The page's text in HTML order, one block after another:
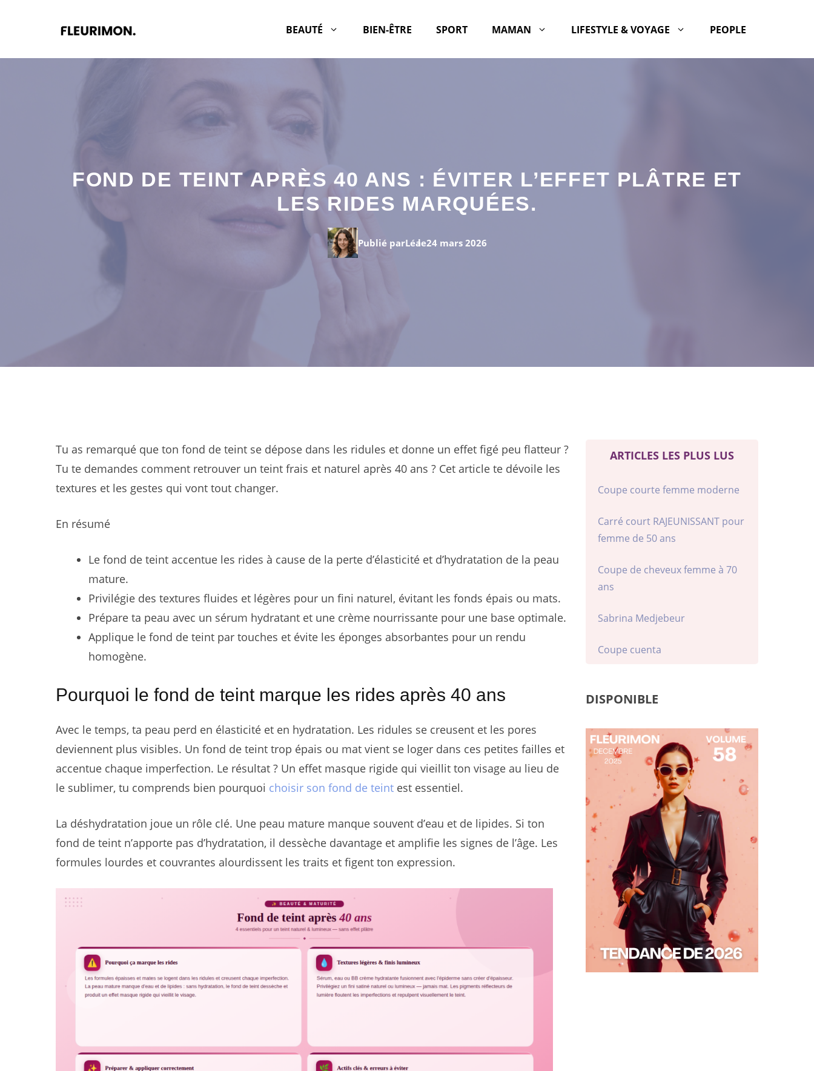
BEAUTÉ BIEN-ÊTRE SPORT MAMAN LIFESTYLE & VOYAGE PEOPLE
FOND DE TEINT APRÈS 40 ANS : ÉVITER L’EFFET PLÂTRE ET
LES RIDES MARQUÉES.
Publié parLéale24 mars 2026
Tu as remarqué que ton fond de teint se dépose dans les ridules et donne un effet figé peu flatteur ?
Tu te demandes comment retrouver un teint frais et naturel après 40 ans ? Cet article te dévoile les
textures et les gestes qui vont tout changer.
En résumé
Le fond de teint accentue les rides à cause de la perte d’élasticité et d’hydratation de la peau
mature.
Privilégie des textures fluides et légères pour un fini naturel, évitant les fonds épais ou mats.
Prépare ta peau avec un sérum hydratant et une crème nourrissante pour une base optimale.
Applique le fond de teint par touches et évite les éponges absorbantes pour un rendu
homogène.
Pourquoi le fond de teint marque les rides après 40 ans
Avec le temps, ta peau perd en élasticité et en hydratation. Les ridules se creusent et les pores
deviennent plus visibles. Un fond de teint trop épais ou mat vient se loger dans ces petites failles et
accentue chaque imperfection. Le résultat ? Un effet masque rigide qui vieillit ton visage au lieu de
le sublimer, tu comprends bien pourquoi choisir son fond de teint est essentiel.
La déshydratation joue un rôle clé. Une peau mature manque souvent d’eau et de lipides. Si ton
fond de teint n’apporte pas d’hydratation, il dessèche davantage et amplifie les signes de l’âge. Les
formules lourdes et couvrantes alourdissent les traits et figent ton expression.
ARTICLES LES PLUS LUS
Coupe courte femme moderne
Carré court RAJEUNISSANT pour
femme de 50 ans
Coupe de cheveux femme à 70
ans
Sabrina Medjebeur
Coupe cuenta
DISPONIBLE